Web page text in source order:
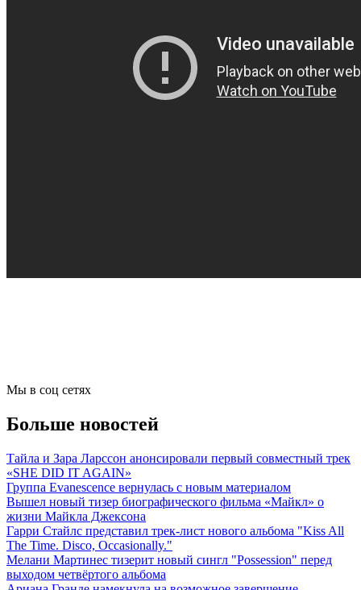
Мы в соц сетях
Больше новостей
Тайла и Зара Ларссон анонсировали первый совместный трек
«SHE DID IT AGAIN»
Группа Evanescence вернулась с новым материалом
Вышел новый тизер биографического фильма «Майкл» о
жизни Майкла Джексона
Гарри Стайлс представил трек-лист нового альбома "Kiss All
The Time. Disco, Occasionally."
Мелани Мартинес тизерит новый сингл "Possession" перед
выходом четвёртого альбома